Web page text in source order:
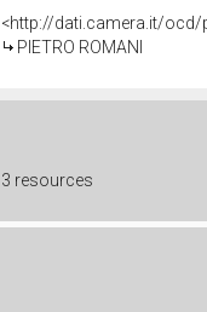
<http://dati.camera.it/
PIETRO ROMANI
3 resources